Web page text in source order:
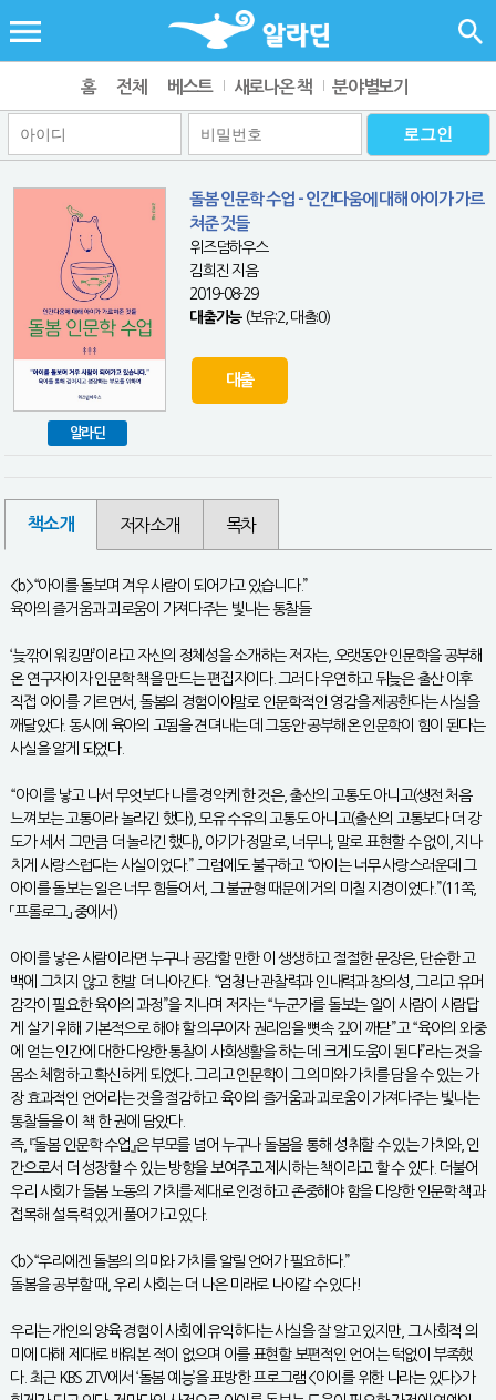
홈 전체 베스트 새로나온 책 분야별보기
알라딘
돌봄 인문학 수업 - 인간다움에 대해 아이가 가르
쳐준 것들
위즈덤하우스
김희진 지음
2019-08-29
대출가능(보유:2, 대출:0)
대출
책소개 저자소개 목차
<b>“아이를 돌보며 겨우 사람이 되어가고 있습니다.”
육아의 즐거움과 괴로움이 가져다주는 빛나는 통찰들
‘늦깎이 워킹맘’이라고 자신의 정체성을 소개하는 저자는, 오랫동안 인문학을 공부해
온 연구자이자 인문학 책을 만드는 편집자이다. 그러다 우연하고 뒤늦은 출산 이후
직접 아이를 기르면서, 돌봄의 경험이야말로 인문학적인 영감을 제공한다는 사실을
깨달았다. 동시에 육아의 고됨을 견뎌내는 데 그동안 공부해온 인문학이 힘이 된다는
사실을 알게 되었다.
“아이를 낳고 나서 무엇보다 나를 경악케 한 것은, 출산의 고통도 아니고(생전 처음
느껴보는 고통이라 놀라긴 했다), 모유 수유의 고통도 아니고(출산의 고통보다 더 강
도가 세서 그만큼 더 놀라긴 했다), 아기가 정말로, 너무나, 말로 표현할 수 없이, 지나
치게 사랑스럽다는 사실이었다.” 그럼에도 불구하고 “아이는 너무 사랑스러운데 그
아이를 돌보는 일은 너무 힘들어서, 그 불균형 때문에 거의 미칠 지경이었다.”(11쪽,
「프롤로그」 중에서)
아이를 낳은 사람이라면 누구나 공감할 만한 이 생생하고 절절한 문장은, 단순한 고
백에 그치지 않고 한발 더 나아간다. “엄청난 관찰력과 인내력과 창의성, 그리고 유머
감각이 필요한 육아의 과정”을 지나며 저자는 “누군가를 돌보는 일이 사람이 사람답
게 살기 위해 기본적으로 해야 할 의무이자 권리임을 뼛속 깊이 깨닫”고 “육아의 와중
에 얻는 인간에 대한 다양한 통찰이 사회생활을 하는 데 크게 도움이 된다”라는 것을
몸소 체험하고 확신하게 되었다. 그리고 인문학이 그 의미와 가치를 담을 수 있는 가
장 효과적인 언어라는 것을 절감하고 육아의 즐거움과 괴로움이 가져다주는 빛나는
통찰들을 이 책 한 권에 담았다.
즉, 『돌봄 인문학 수업』은 부모를 넘어 누구나 돌봄을 통해 성취할 수 있는 가치와, 인
간으로서 더 성장할 수 있는 방향을 보여주고 제시하는 책이라고 할 수 있다. 더불어
우리 사회가 돌봄 노동의 가치를 제대로 인정하고 존중해야 함을 다양한 인문학 책과
접목해 설득력 있게 풀어가고 있다.
<b>“우리에겐 돌봄의 의미와 가치를 알릴 언어가 필요하다.”
돌봄을 공부할 때, 우리 사회는 더 나은 미래로 나아갈 수 있다!
우리는 개인의 양육 경험이 사회에 유익하다는 사실을 잘 알고 있지만, 그 사회적 의
미에 대해 제대로 배워본 적이 없으며 이를 표현할 보편적인 언어는 턱없이 부족했
다. 최근 KBS 2TV에서 ‘돌봄 예능’을 표방한 프로그램 <아이를 위한 나라는 있다>가